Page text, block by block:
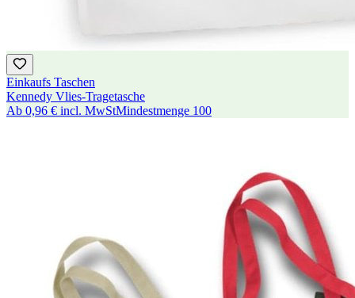
Einkaufs Taschen
Kennedy Vlies-Tragetasche
Ab 0,96 € incl. MwStMindestmenge 100